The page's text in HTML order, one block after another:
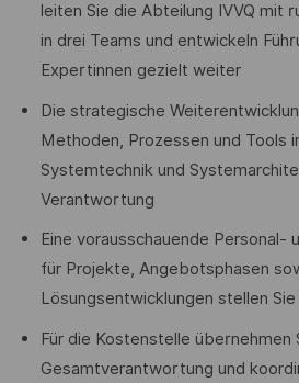
leiten Sie die Abteilung IVVQ mit
in drei Teams und entwickeln
Expertinnen gezielt weiter
Die strategische
Methoden, Prozessen und Tools
Systemtechnik und
Verantwortung
Eine vorausschauende Personal-
für Projekte, Angebotsphasen
Lösungsentwicklungen stellen
Für die Kostenstelle übernehmen
Gesamtverantwortung und